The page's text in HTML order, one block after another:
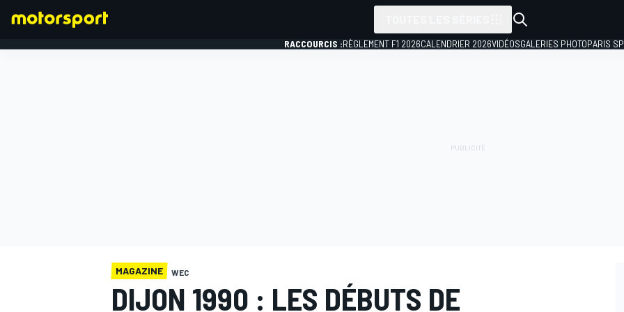
RACCOURCIS :RÈGLEMENT F1 2026CALENDRIER 2026VIDÉOSGALERIES PHOTOPARIS
MAGAZINE WEC
DIJON 1990 : LES DÉBUTS DE